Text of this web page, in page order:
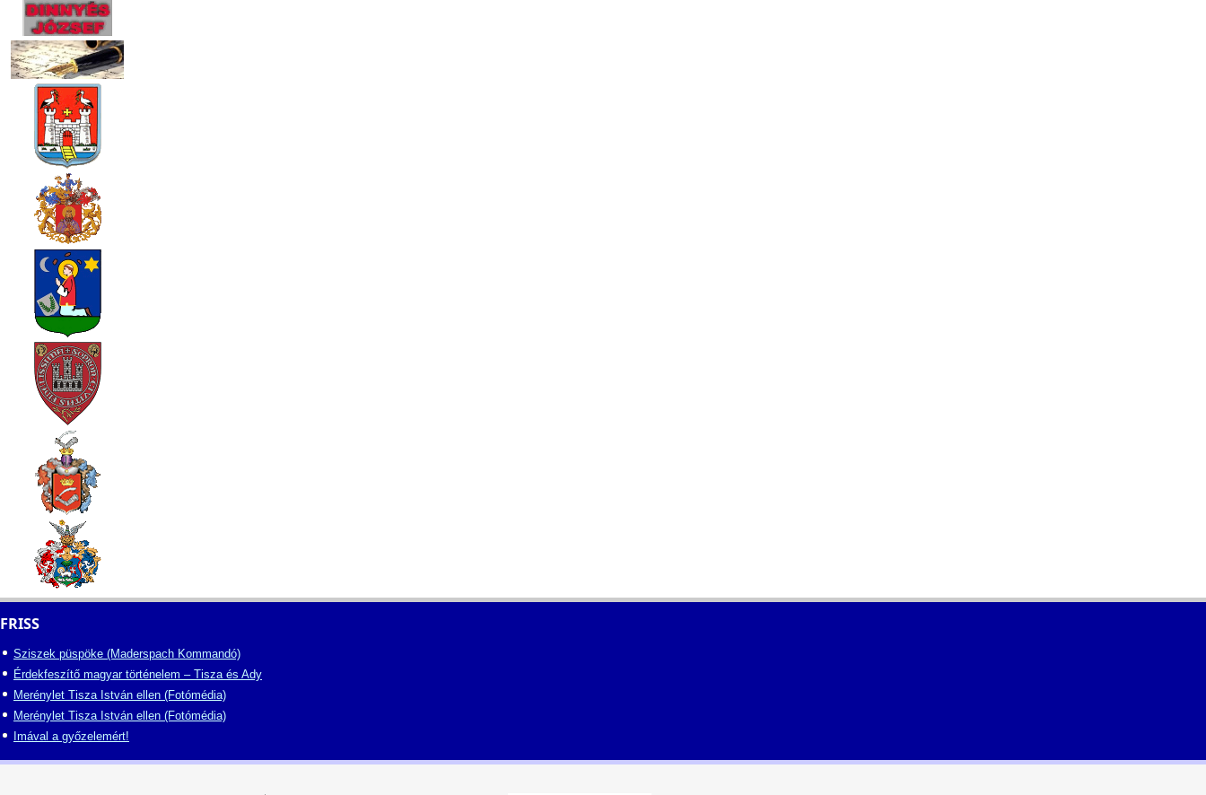
FRISS
Sziszek püspöke (Maderspach Kommandó)
Érdekfeszítő magyar történelem – Tisza és Ady
Merénylet Tisza István ellen (Fotómédia)
Merénylet Tisza István ellen (Fotómédia)
Imával a győzelemért!